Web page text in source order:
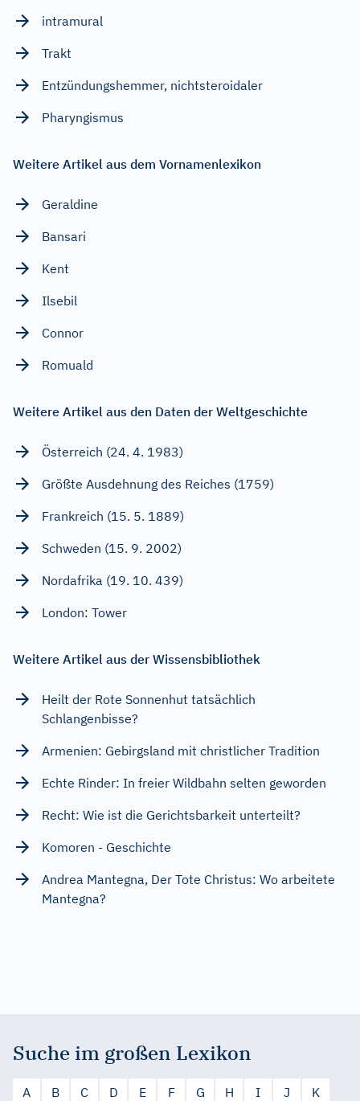
intramural
Trakt
Entzündungshemmer, nichtsteroidaler
Pharyngismus
Weitere Artikel aus dem Vornamenlexikon
Geraldine
Bansari
Kent
Ilsebil
Connor
Romuald
Weitere Artikel aus den Daten der Weltgeschichte
Österreich (24. 4. 1983)
Größte Ausdehnung des Reiches (1759)
Frankreich (15. 5. 1889)
Schweden (15. 9. 2002)
Nordafrika (19. 10. 439)
London: Tower
Weitere Artikel aus der Wissensbibliothek
Heilt der Rote Sonnenhut tatsächlich
Schlangenbisse?
Armenien: Gebirgsland mit christlicher Tradition
Echte Rinder: In freier Wildbahn selten geworden
Recht: Wie ist die Gerichtsbarkeit unterteilt?
Komoren - Geschichte
Andrea Mantegna, Der Tote Christus: Wo arbeitete
Mantegna?
Suche im großen Lexikon
A B C D E F G H I J
K